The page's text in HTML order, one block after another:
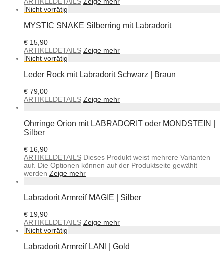
MYSTIC SNAKE Silberring mit Labradorit
€ 15,90
ARTIKELDETAILS Zeige mehr
Leder Rock mit Labradorit Schwarz | Braun
€ 79,00
ARTIKELDETAILS Zeige mehr
Ohrringe Orion mit LABRADORIT oder MONDSTEIN |
Silber
€ 16,90
ARTIKELDETAILS Dieses Produkt weist mehrere Varianten
auf. Die Optionen können auf der Produktseite gewählt
werden Zeige mehr
Labradorit Armreif MAGIE | Silber
€ 19,90
ARTIKELDETAILS Zeige mehr
Labradorit Armreif LANI | Gold